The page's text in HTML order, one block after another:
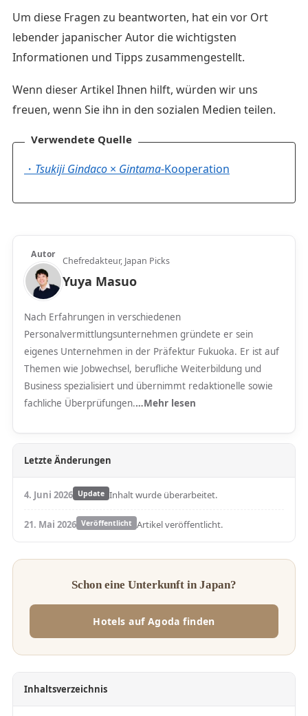
Um diese Fragen zu beantworten, hat ein vor Ort
lebender japanischer Autor die wichtigsten
Informationen und Tipps zusammengestellt.
Wenn dieser Artikel Ihnen hilft, würden wir uns
freuen, wenn Sie ihn in den sozialen Medien teilen.
Verwendete Quelle
・ Tsukiji Gindaco × Gintama-Kooperation
Autor
Chefredakteur, Japan Picks
Yuya Masuo
Nach Erfahrungen in verschiedenen
Personalvermittlungsunternehmen gründete er sein
eigenes Unternehmen in der Präfektur Fukuoka. Er ist auf
Themen wie Jobwechsel, berufliche Weiterbildung und
Business spezialisiert und übernimmt redaktionelle sowie
fachliche Überprüfungen.…Mehr lesen
Letzte Änderungen
4. Juni 2026 Update Inhalt wurde überarbeitet.
21. Mai 2026 Veröffentlicht Artikel veröffentlicht.
Schon eine Unterkunft in Japan?
Hotels auf Agoda finden
Inhaltsverzeichnis